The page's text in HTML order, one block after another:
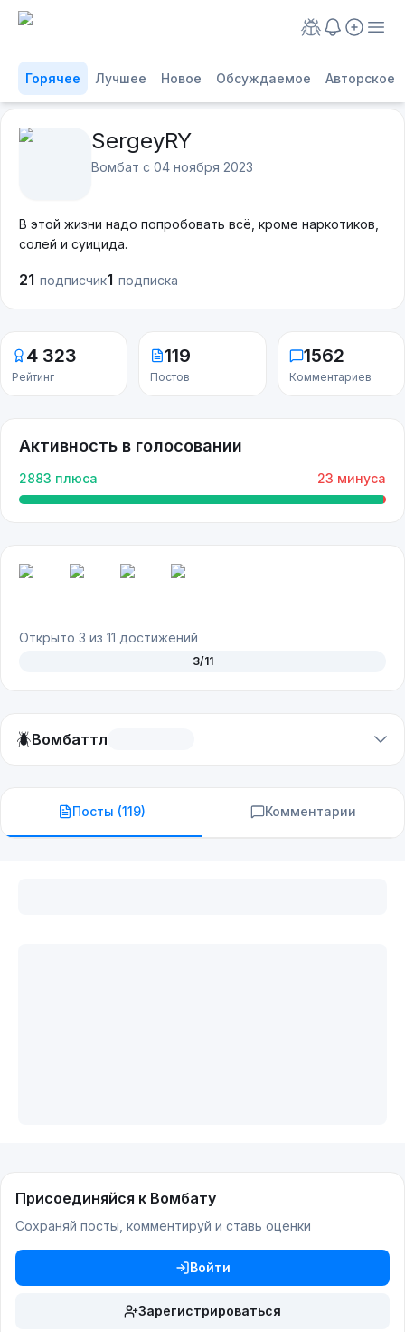
Горячее Лучшее Новое Обсуждаемое Авторское
SergeyRY
Вомбат с 04 ноября 2023
В этой жизни надо попробовать всё, кроме наркотиков,
солей и суицида.
21 подписчик1 подписка
4 323
Рейтинг
119
Постов
1562
Комментариев
Активность в голосовании
2883 плюса 23 минуса
Открыто 3 из 11 достижений
3/11
🪲Вомбаттл
Посты (119) Комментарии
Присоединяйся к Вомбату
Сохраняй посты, комментируй и ставь оценки
Войти
Зарегистрироваться